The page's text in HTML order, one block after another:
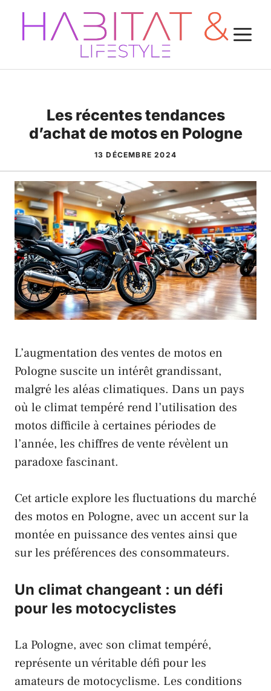
Aller
contenu
Les récentes tendances
d’achat de motos en Pologne
13 DÉCEMBRE 2024
L’augmentation des ventes de motos en
Pologne suscite un intérêt grandissant,
malgré les aléas climatiques. Dans un pays
où le climat tempéré rend l’utilisation des
motos difficile à certaines périodes de
l’année, les chiffres de vente révèlent un
paradoxe fascinant.
Cet article explore les fluctuations du marché
des motos en Pologne, avec un accent sur la
montée en puissance des ventes ainsi que
sur les préférences des consommateurs.
Un climat changeant : un défi
pour les motocyclistes
La Pologne, avec son climat tempéré,
représente un véritable défi pour les
amateurs de motocyclisme. Les conditions